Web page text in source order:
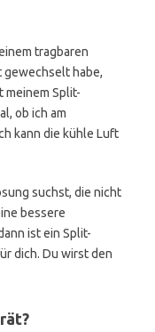
tragbaren
gewechselt habe,
meinem Split-
ob ich am
kann die kühle Luft
suchst, die nicht
bessere
ist ein Split-
dich. Du wirst den